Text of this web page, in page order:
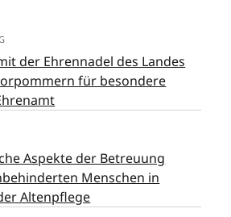
der Ehrennadel des Landes
für besondere
Aspekte der Betreuung
Menschen in
Altenpflege